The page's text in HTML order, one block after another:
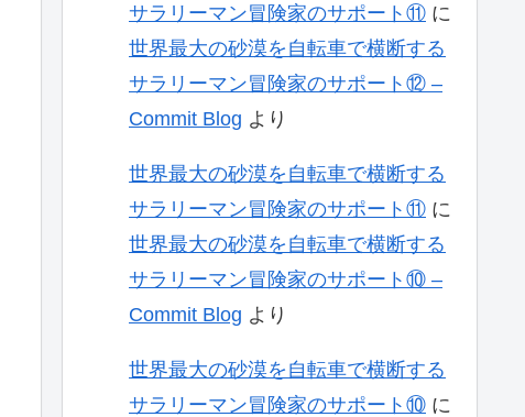
サラリーマン冒険家のサポート⑪ に
世界最大の砂漠を自転車で横断する
サラリーマン冒険家のサポート⑫ –
Commit Blog より
世界最大の砂漠を自転車で横断する
サラリーマン冒険家のサポート⑪ に
世界最大の砂漠を自転車で横断する
サラリーマン冒険家のサポート⑩ –
Commit Blog より
世界最大の砂漠を自転車で横断する
サラリーマン冒険家のサポート⑩ に